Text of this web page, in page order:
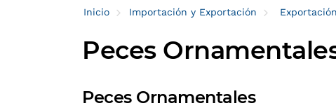
Inicio Importación y Exportación
Peces
Peces Ornamentales